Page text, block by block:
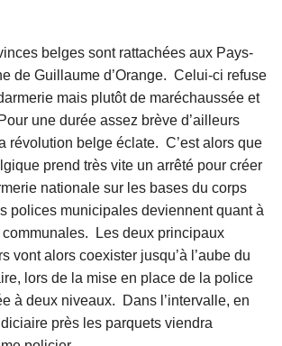
belges sont rattachées aux Pays-
de Guillaume d’Orange. Celui-ci refuse
mais plutôt de maréchaussée et
une durée assez brève d’ailleurs
révolution belge éclate. C’est alors que
prend très vite un arrêté pour créer
nationale sur les bases du corps
polices municipales deviennent quant à
Les deux principaux
vont alors coexister jusqu’à l’aube du
lors de la mise en place de la police
à deux niveaux. Dans l’intervalle, en
près les parquets viendra